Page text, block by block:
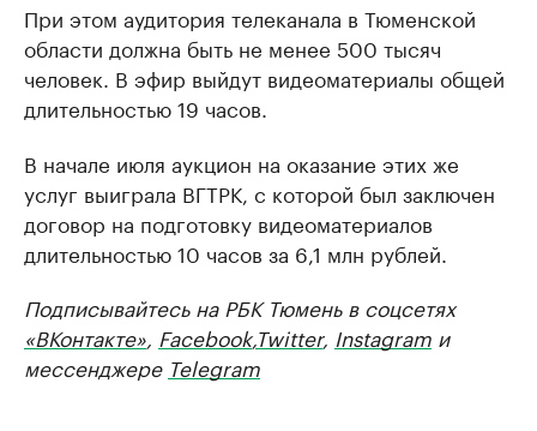
При этом аудитория телеканала в Тюменской
области должна быть не менее 500 тысяч
человек. В эфир выйдут видеоматериалы общей
длительностью 19 часов.
В начале июля аукцион на оказание этих же
услуг выиграла ВГТРК, с которой был заключен
договор на подготовку видеоматериалов
длительностью 10 часов за 6,1 млн рублей.
Подписывайтесь на РБК Тюмень в соцсетях
«ВКонтакте» Facebook,Twitter, Instagram и
мессенджере Telegram